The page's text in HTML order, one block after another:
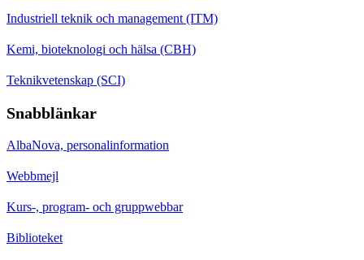
Industriell teknik och management (ITM)
Kemi, bioteknologi och hälsa (CBH)
Teknikvetenskap (SCI)
Snabblänkar
AlbaNova, personalinformation
Webbmejl
Kurs-, program- och gruppwebbar
Biblioteket